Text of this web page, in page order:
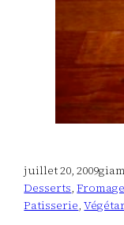
juillet 20, 2009
Desserts,
Patisserie,